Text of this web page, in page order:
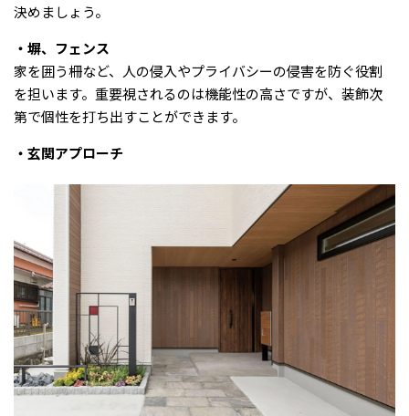
決めましょう。
・塀、フェンス
家を囲う柵など、人の侵入やプライバシーの侵害を防ぐ役割
を担います。重要視されるのは機能性の高さですが、装飾次
第で個性を打ち出すことができます。
・玄関アプローチ